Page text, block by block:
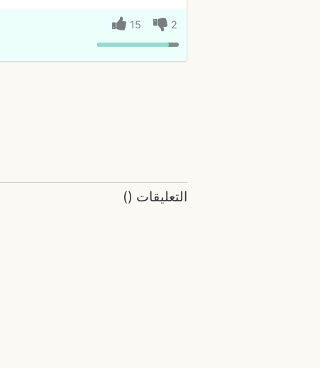
2
15
التعليقات (
)